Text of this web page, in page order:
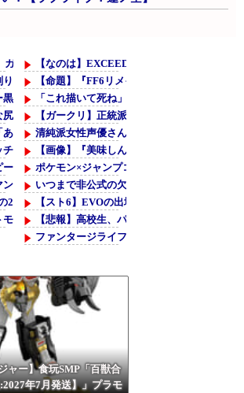
ガトー達の戦いって後世にちゃんと語り継がれてい
り時にアホみたいに強いけど削るたびに弱体化する
潮 他
尻を選べ
あの、提督。勿論火力も居住性も自信あるのだけ
ャーウサギ 他
ース』最新話のルフィさん、死にかけを助けても
」、刻の神の姿がついに明らかに！！デカ過ぎん
2026年7月の月間ダウンロードソフトランキング
モンスターSPECIALのブルー、藤島慈ちゃんに似
【なのは】EXCEEDSの理念良いよね
【命題】『FF6リメイク』を絶対に大ヒッ
「これ描いて死ね」6話感想 創作の楽しさ
【ガークリ】正統派だけど、デッッッカっ
清純派女性声優さん、沖縄によく行ってい
【画像】『美味しんぼ』さん、とんでもな
ポケモン×ジャンプコラボ、全作品のイラス
いつまで非公式の欠陥パッチが世にまかり通
【スト6】EVOの出場者について
【悲報】高校生、パクリ漫画で最優秀賞を
ファンタージライフの持ち上げ、消える
ャー】食玩SMP「百獣合
年7月発送】」プラモ